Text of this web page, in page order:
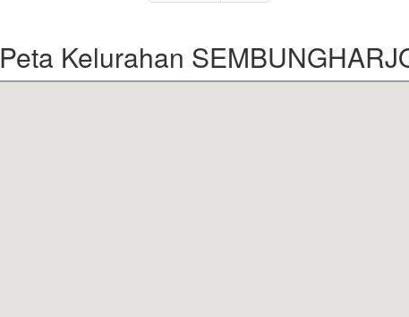
Peta Kelurahan